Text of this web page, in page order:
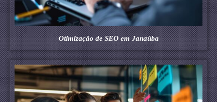
Otimização de SEO em Janaúba